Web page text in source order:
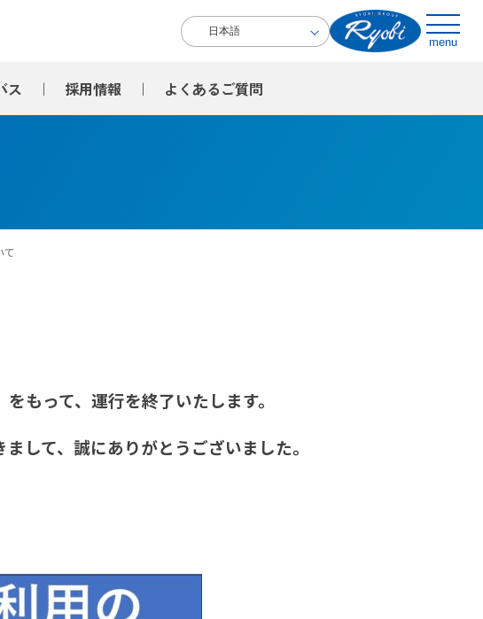
menu
ス 採用情報 よくあるご質問
て
もって、運行を終了いたします。
して、誠にありがとうございました。